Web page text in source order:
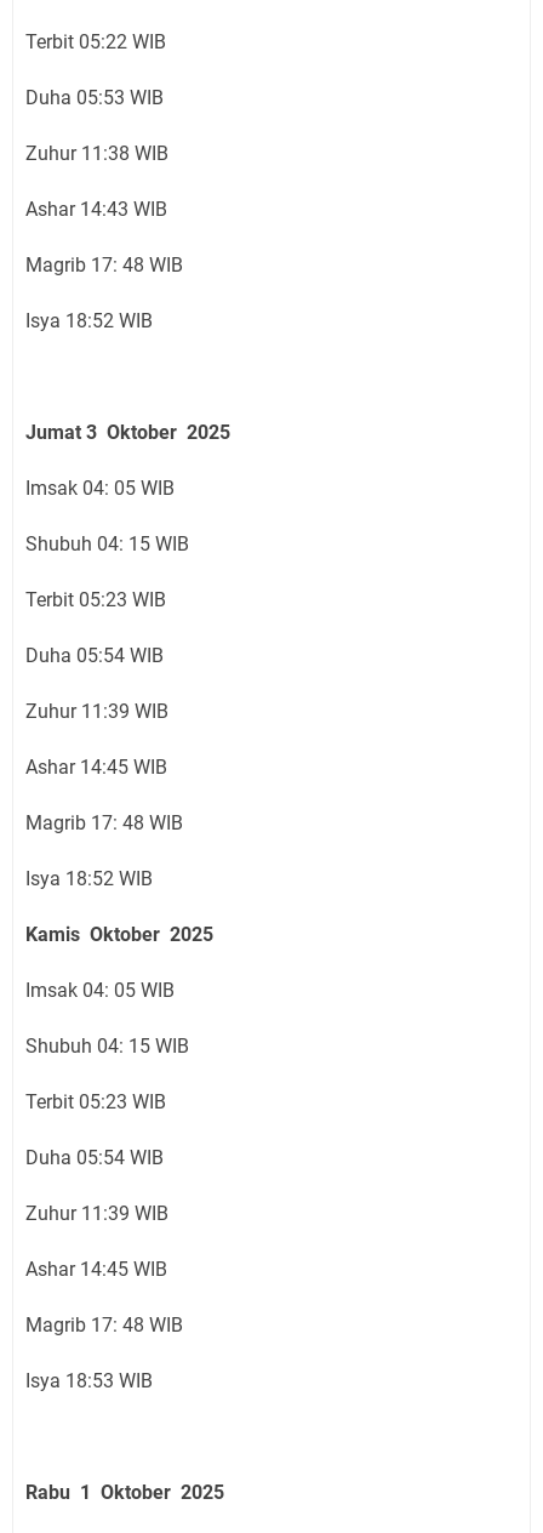
Terbit 05:22 WIB
Duha 05:53 WIB
Zuhur 11:38 WIB
Ashar 14:43 WIB
Magrib 17: 48 WIB
Isya 18:52 WIB
Jumat 3 Oktober 2025
Imsak 04: 05 WIB
Shubuh 04: 15 WIB
Terbit 05:23 WIB
Duha 05:54 WIB
Zuhur 11:39 WIB
Ashar 14:45 WIB
Magrib 17: 48 WIB
Isya 18:52 WIB
Kamis Oktober 2025
Imsak 04: 05 WIB
Shubuh 04: 15 WIB
Terbit 05:23 WIB
Duha 05:54 WIB
Zuhur 11:39 WIB
Ashar 14:45 WIB
Magrib 17: 48 WIB
Isya 18:53 WIB
Rabu 1 Oktober 2025